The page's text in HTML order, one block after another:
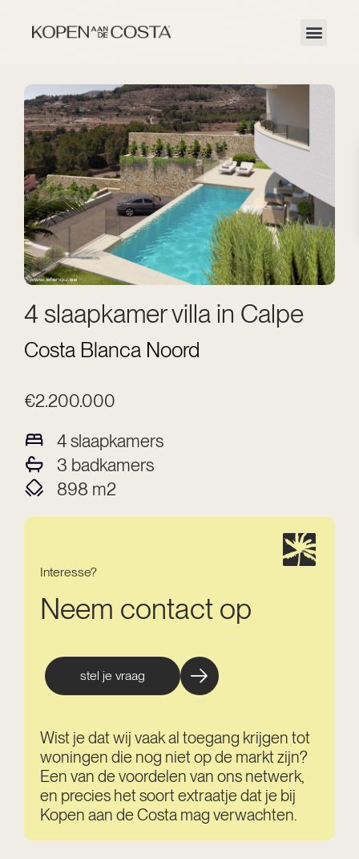
4 slaapkamer villa in Calpe
Costa Blanca Noord
€2.200.000
4slaapkamers
3 badkamers
898 m2
Interesse?
Neem contact op
stel je vraag
Wist je dat wij vaak al toegang krijgen tot
woningen die nog niet op de markt zijn?
Een van de voordelen van ons netwerk,
en precies het soort extraatje dat je bij
Kopen aan de Costa mag verwachten.